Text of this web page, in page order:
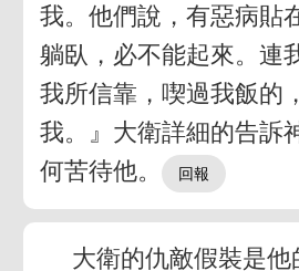
我。他們說，有惡病貼
躺臥，必不能起來。連
我所信靠，喫過我飯的
我。』大衛詳細的告訴
何苦待他。
大衛的仇敵假裝是他